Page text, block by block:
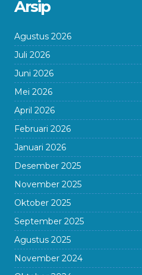
Arsip
Agustus 2026
Juli 2026
Juni 2026
Mei 2026
April 2026
Februari 2026
Januari 2026
Desember 2025
November 2025
Oktober 2025
September 2025
Agustus 2025
November 2024